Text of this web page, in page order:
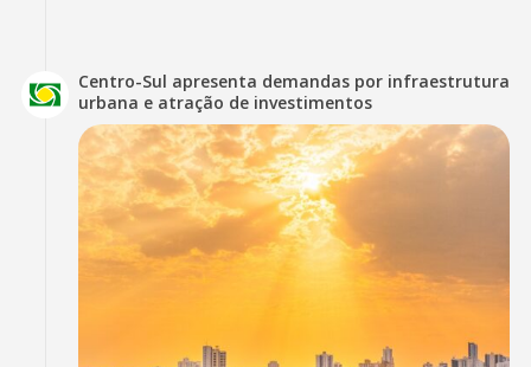
Centro-Sul apresenta demandas por infraestrutura
urbana e atração de investimentos